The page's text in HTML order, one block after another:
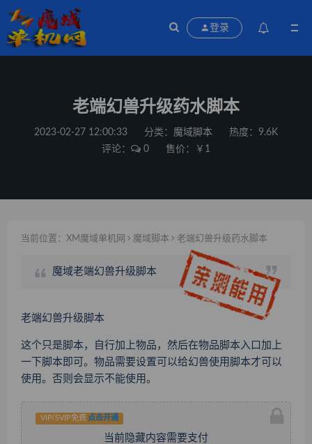
登录
老端幻兽升级药水脚本
2023-02-27 12:00:33 分类： 魔域脚本
热度：9.6K
评论：
0 售价：￥1
当前位置： XM魔域单机网 魔域脚本 老端幻兽升级药水脚本
魔域老端幻兽升级脚本
老端幻兽升级脚本
这个只是脚本，自行加上物品，然后在物品脚本入口加上
一下脚本即可。物品需要设置可以给幻兽使用脚本才可以
使用。否则会显示不能使用。
VIP/SVIP免费 点击开通
当前隐藏内容需要支付